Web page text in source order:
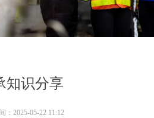
知识分享
： 2025-05-22 11:12